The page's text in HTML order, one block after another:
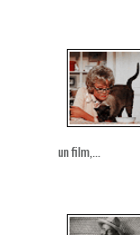
un film,...